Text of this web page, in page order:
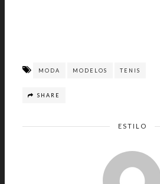
MODA MODELOS TENIS
SHARE
ESTILO